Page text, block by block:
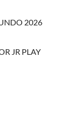
2026
JR PLAY